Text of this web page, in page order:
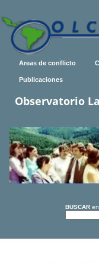
Areas de conflicto
Publicaciones
Observatorio
BUSCAR en